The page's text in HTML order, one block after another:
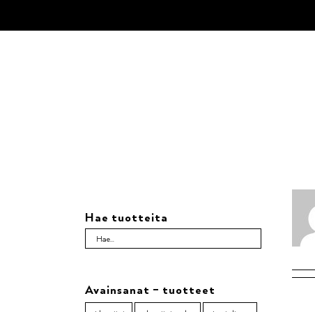
Hae tuotteita
Avainsanat – tuotteet